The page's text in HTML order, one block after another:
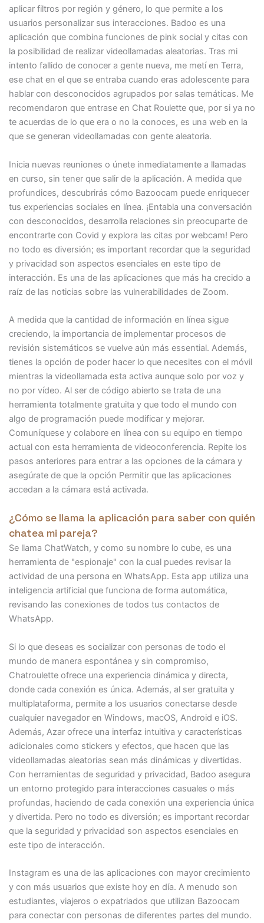
aplicar filtros por región y género, lo que permite a los
usuarios personalizar sus interacciones. Badoo es una
aplicación que combina funciones de pink social y citas con
la posibilidad de realizar videollamadas aleatorias. Tras mi
intento fallido de conocer a gente nueva, me metí en Terra,
ese chat en el que se entraba cuando eras adolescente para
hablar con desconocidos agrupados por salas temáticas. Me
recomendaron que entrase en Chat Roulette que, por si ya no
te acuerdas de lo que era o no la conoces, es una web en la
que se generan videollamadas con gente aleatoria.
Inicia nuevas reuniones o únete inmediatamente a llamadas
en curso, sin tener que salir de la aplicación. A medida que
profundices, descubrirás cómo Bazoocam puede enriquecer
tus experiencias sociales en línea. ¡Entabla una conversación
con desconocidos, desarrolla relaciones sin preocuparte de
encontrarte con Covid y explora las citas por webcam! Pero
no todo es diversión; es important recordar que la seguridad
y privacidad son aspectos esenciales en este tipo de
interacción. Es una de las aplicaciones que más ha crecido a
raíz de las noticias sobre las vulnerabilidades de Zoom.
A medida que la cantidad de información en línea sigue
creciendo, la importancia de implementar procesos de
revisión sistemáticos se vuelve aún más essential. Además,
tienes la opción de poder hacer lo que necesites con el móvil
mientras la videollamada esta activa aunque solo por voz y
no por vídeo. Al ser de código abierto se trata de una
herramienta totalmente gratuita y que todo el mundo con
algo de programación puede modificar y mejorar.
Comuníquese y colabore en línea con su equipo en tiempo
actual con esta herramienta de videoconferencia. Repite los
pasos anteriores para entrar a las opciones de la cámara y
asegúrate de que la opción Permitir que las aplicaciones
accedan a la cámara está activada.
¿Cómo se llama la aplicación para saber con quién
chatea mi pareja?
Se llama ChatWatch, y como su nombre lo cube, es una
herramienta de "espionaje" con la cual puedes revisar la
actividad de una persona en WhatsApp. Esta app utiliza una
inteligencia artificial que funciona de forma automática,
revisando las conexiones de todos tus contactos de
WhatsApp.
Si lo que deseas es socializar con personas de todo el
mundo de manera espontánea y sin compromiso,
Chatroulette ofrece una experiencia dinámica y directa,
donde cada conexión es única. Además, al ser gratuita y
multiplataforma, permite a los usuarios conectarse desde
cualquier navegador en Windows, macOS, Android e iOS.
Además, Azar ofrece una interfaz intuitiva y características
adicionales como stickers y efectos, que hacen que las
videollamadas aleatorias sean más dinámicas y divertidas.
Con herramientas de seguridad y privacidad, Badoo asegura
un entorno protegido para interacciones casuales o más
profundas, haciendo de cada conexión una experiencia única
y divertida. Pero no todo es diversión; es important recordar
que la seguridad y privacidad son aspectos esenciales en
este tipo de interacción.
Instagram es una de las aplicaciones con mayor crecimiento
y con más usuarios que existe hoy en día. A menudo son
estudiantes, viajeros o expatriados que utilizan Bazoocam
para conectar con personas de diferentes partes del mundo.